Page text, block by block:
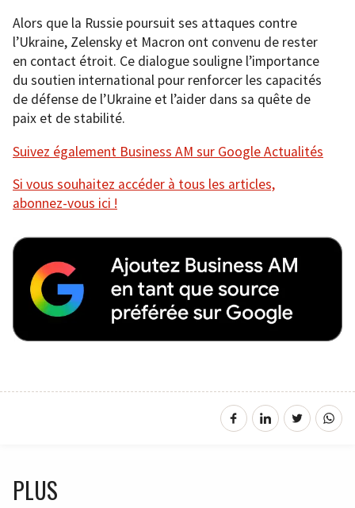
Alors que la Russie poursuit ses attaques contre
l’Ukraine, Zelensky et Macron ont convenu de rester
en contact étroit. Ce dialogue souligne l’importance
du soutien international pour renforcer les capacités
de défense de l’Ukraine et l’aider dans sa quête de
paix et de stabilité.
Suivez également Business AM sur Google Actualités
Si vous souhaitez accéder à tous les articles,
abonnez-vous ici !
PLUS